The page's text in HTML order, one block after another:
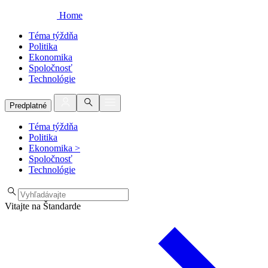
Home
Téma týždňa
Politika
Ekonomika
Spoločnosť
Technológie
Predplatné
Téma týždňa
Politika
Ekonomika >
Spoločnosť
Technológie
Vitajte na Štandarde